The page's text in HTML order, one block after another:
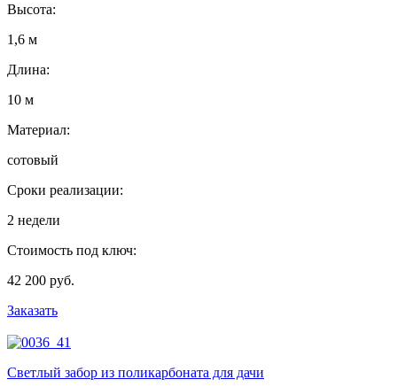
Высота:
1,6 м
Длина:
10 м
Материал:
сотовый
Сроки реализации:
2 недели
Стоимость под ключ:
42 200 руб.
Заказать
Светлый забор из поликарбоната для дачи